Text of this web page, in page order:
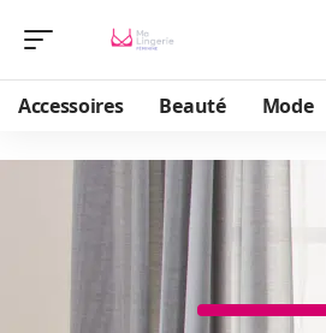
Accessoires Beauté Mode